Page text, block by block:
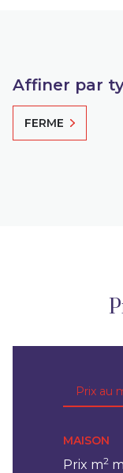
Affiner par
FERME
Prix au
MAISON
Prix m2